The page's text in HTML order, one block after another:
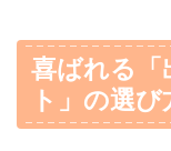
喜ばれる「
ト」の選び